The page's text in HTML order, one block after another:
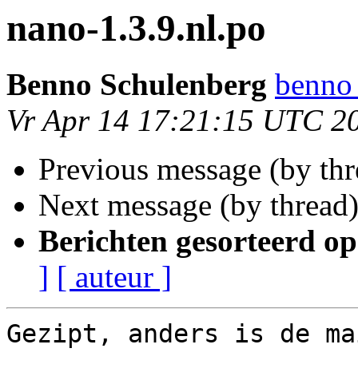
nano-1.3.9.nl.po
Benno Schulenberg
Vr Apr 14 17:21:15 UTC
Previous message (by
Next message (by
Berichten gesorteerd
] [ auteur ]
Gezipt, anders is de